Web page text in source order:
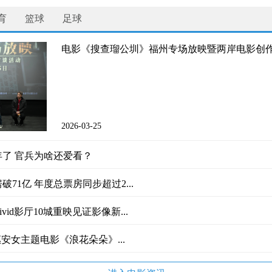
篮球 足球
电影《搜查瑠公圳》福州专场放映暨两岸电影创
2026-03-25
官兵为啥还爱看？
71亿 年度总票房同步超过2...
影厅10城重映见证影像新...
女主题电影《浪花朵朵》...